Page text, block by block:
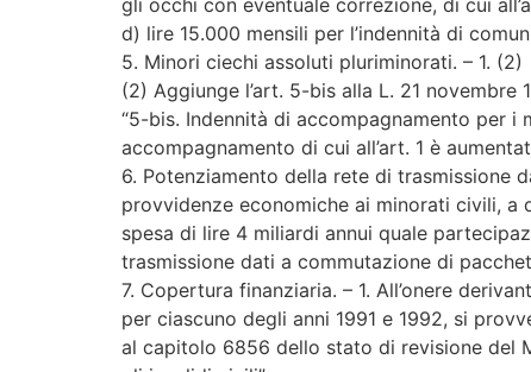
d) lire 15.000 mensili per l’indennità di
5. Minori ciechi assoluti pluriminorati. – 1. (2)
(2) Aggiunge l’art. 5-bis alla L. 21 novembre
“5-bis. Indennità di accompagnamento per i
accompagnamento di cui all’art. 1 è
6. Potenziamento della rete di trasmissione
provvidenze economiche ai minorati civili, a
spesa di lire 4 miliardi annui quale
trasmissione dati a commutazione di
7. Copertura finanziaria. – 1. All’onere
per ciascuno degli anni 1991 e 1992, si
al capitolo 6856 dello stato di revisione del